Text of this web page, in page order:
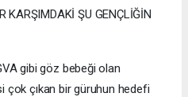
KARŞIMDAKİ ŞU GENÇLİĞİN
gibi göz bebeği olan
çok çıkan bir güruhun hedefi